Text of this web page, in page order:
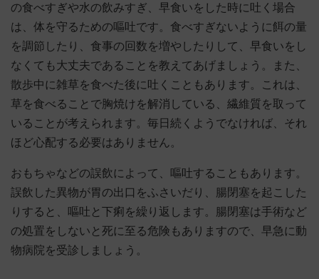
の食べすぎや水の飲みすぎ、早食いをした時に吐く場合
は、体を守るための嘔吐です。食べすぎないように餌の量
を調節したり、食事の回数を増やしたりして、早食いをし
なくても大丈夫であることを教えてあげましょう。また、
散歩中に雑草を食べた後に吐くこともあります。これは、
草を食べることで胸焼けを解消している、繊維質を取って
いることが考えられます。毎日続くようでなければ、それ
ほど心配する必要はありません。
おもちゃなどの誤飲によって、嘔吐することもあります。
誤飲した異物が胃の出口をふさいだり、腸閉塞を起こした
りすると、嘔吐と下痢を繰り返します。腸閉塞は手術など
の処置をしないと死に至る危険もありますので、早急に動
物病院を受診しましょう。